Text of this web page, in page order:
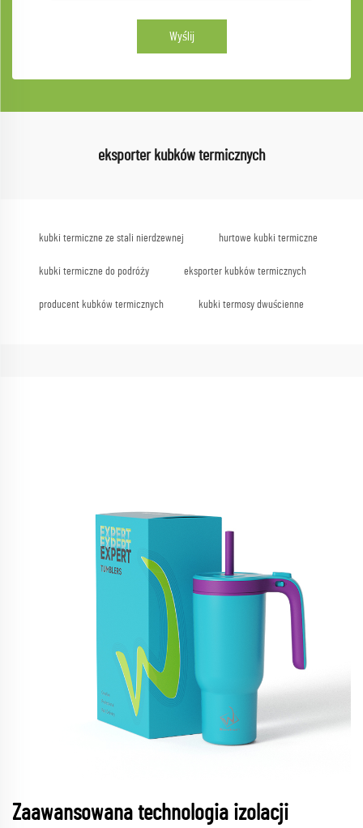
Wyślij
eksporter kubków termicznych
kubki termiczne ze stali nierdzewnej hurtowe kubki termiczne
kubki termiczne do podróży eksporter kubków termicznych
producent kubków termicznych kubki termosy dwuścienne
Zaawansowana technologia izolacji